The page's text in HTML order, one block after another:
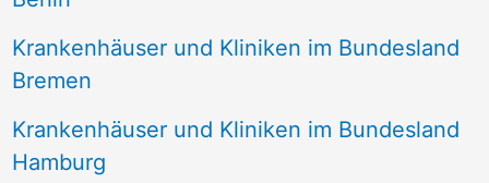
Krankenhäuser und Kliniken im Bundesland
Bremen
Krankenhäuser und Kliniken im Bundesland
Hamburg